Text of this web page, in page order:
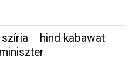
szíria
hind kabawat
miniszter